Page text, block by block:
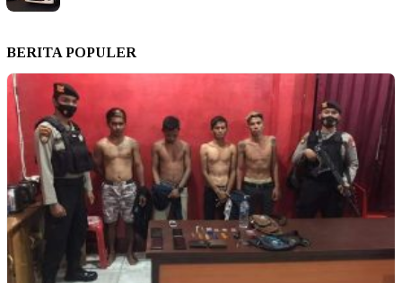
BERITA POPULER